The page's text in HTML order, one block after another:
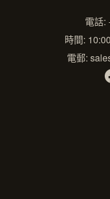
電話:
時間:
電郵: